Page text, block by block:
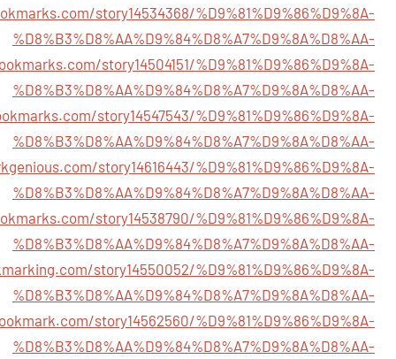
story14534368/%D9%81%D9%86%D9%8A-
%D8%B3%D8%AA%D9%84%D8%A7%D9%8A%D8%AA-
story14504151/%D9%81%D9%86%D9%8A-
%D8%B3%D8%AA%D9%84%D8%A7%D9%8A%D8%AA-
story14547543/%D9%81%D9%86%D9%8A-
%D8%B3%D8%AA%D9%84%D8%A7%D9%8A%D8%AA-
story14616443/%D9%81%D9%86%D9%8A-
%D8%B3%D8%AA%D9%84%D8%A7%D9%8A%D8%AA-
story14538790/%D9%81%D9%86%D9%8A-
%D8%B3%D8%AA%D9%84%D8%A7%D9%8A%D8%AA-
story14550052/%D9%81%D9%86%D9%8A-
%D8%B3%D8%AA%D9%84%D8%A7%D9%8A%D8%AA-
story14562560/%D9%81%D9%86%D9%8A-
%D8%B3%D8%AA%D9%84%D8%A7%D9%8A%D8%AA-